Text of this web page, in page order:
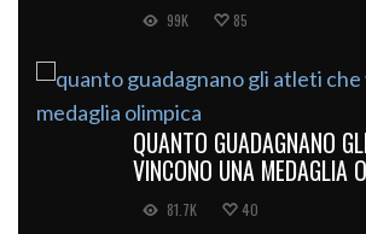
99K 85
QUANTO GUADAGNANO
VINCONO UNA MEDAGLIA
81.7K 40